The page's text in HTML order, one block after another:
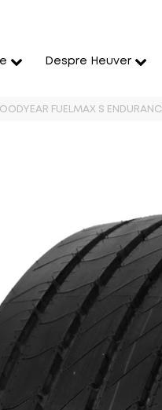
Despre Heuver
FUELMAX S